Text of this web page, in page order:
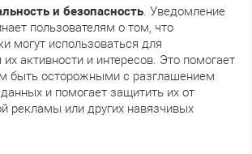
и безопасность. Уведомление
пользователям о том, что
могут использоваться для
активности и интересов. Это помогает
быть осторожными с разглашением
и помогает защитить их от
рекламы или других навязчивых